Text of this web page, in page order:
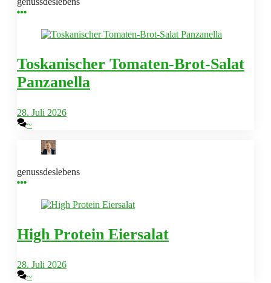
Toskanischer Tomaten-Brot-Salat
Panzanella
28. Juli 2026
~
genussdeslebens
High Protein Eiersalat
28. Juli 2026
~